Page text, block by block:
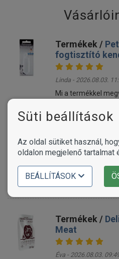
Termékek /
fogtisztító
Linda - 2026.08.03.
Mi a termékkel
Termékek /
Spinach
Mónika - 2026.08.03.
Gyors
Termékek /
Meat
Éva - 2026.08.03.
Süti beállítások
Az oldal sütiket használ,
oldalon megjelenő tartalmat
BEÁLLÍTÁSOK